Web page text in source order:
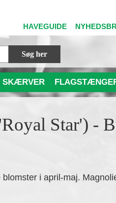
HAVEGUIDE
Søg her
SKÆRVER
Star') -
i april-maj.